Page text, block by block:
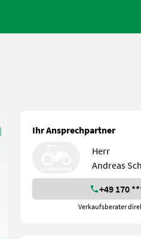
Ihr Ansprechpartner
Herr
Andreas
+49 170
Verkaufsberater